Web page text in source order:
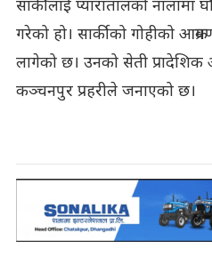
सार्कीलाई प्यारातालको नालामा
गरेको हो। सार्कीको गोहीको
लागेको छ। उनको सेती
कञ्चनपुर प्रहरीले जनाएको छ।